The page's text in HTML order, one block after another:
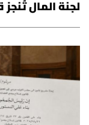
لجنة المال